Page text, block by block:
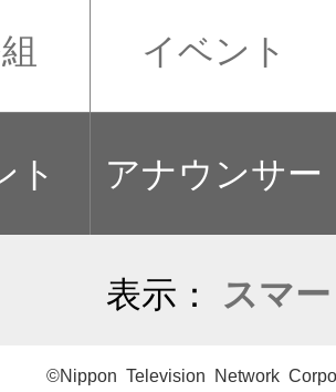
イベント
ト アナウンサー
表示： スマ
©Nippon Television Network